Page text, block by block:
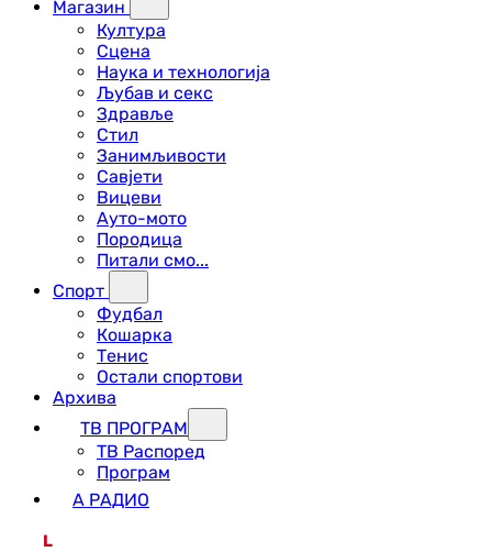
Магазин
Култура
Сцена
Наука и технологија
Љубав и секс
Здравље
Стил
Занимљивости
Савјети
Вицеви
Ауто-мото
Породица
Питали смо...
Спорт
Фудбал
Кошарка
Тенис
Остали спортови
Архива
ТВ ПРОГРАМ
ТВ Распоред
Програм
А РАДИО
L